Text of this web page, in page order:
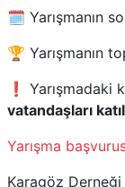
🗓️ Yarışmanın
🏆 Yarışmanın
❗ Yarışmadaki
vatandaşları
Yarışma
Karagöz Derneği